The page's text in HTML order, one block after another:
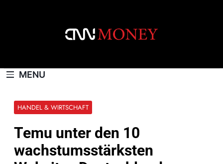
MENU
HANDEL & WIRTSCHAFT
Temu unter den 10
wachstumsstärksten